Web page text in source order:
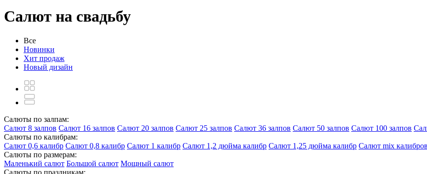
Салют на свадьбу
Все
Новинки
Хит продаж
Новый дизайн
Салюты по залпам:
Салют 8 залпов Салют 16 залпов Салют 20 залпов Салют 25 залпов Салют 36 залпов Салют 50 залпов Салют 100 залпов
Салюты по калибрам:
Салют 0,6 калибр Салют 0,8 калибр Салют 1 калибр Салют 1,2 дюйма калибр Салют 1,25 дюйма калибр Салют mix калибров
Салюты по размерам:
Маленький салют Большой салют Мощный салют
Салюты по праздникам: